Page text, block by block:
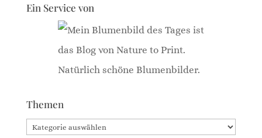
Ein Service von
Themen
Themen